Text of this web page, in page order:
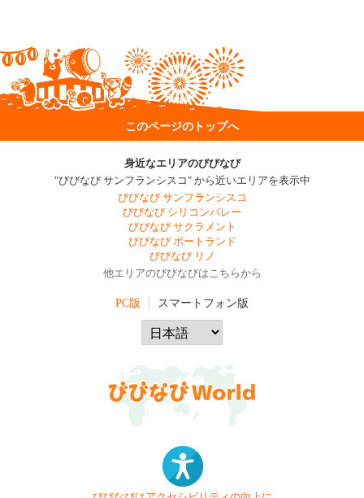
このページのトップへ
身近なエリアのびびなび
"びびなび サンフランシスコ" から近いエリアを表示中
びびなび サンフランシスコ
びびなび シリコンバレー
びびなび サクラメント
びびなび ポートランド
びびなび リノ
他エリアのびびなびはこちらから
PC版 スマートフォン版